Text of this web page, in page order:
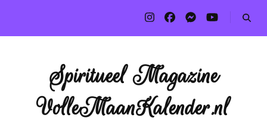
Spiritueel Magazine
VolleMaanKalender.nl